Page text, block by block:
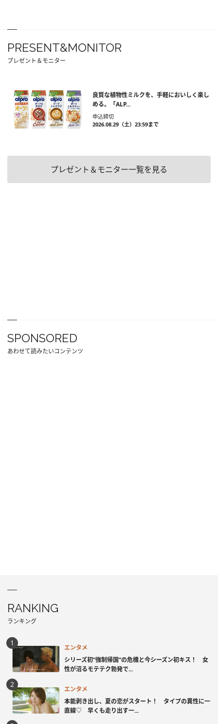
PRESENT&MONITOR
プレゼント＆モニター
良質な植物性ミルクを、手軽においしく楽し
める。「ALP...
申込締切
2026.08.29（土）23:59まで
プレゼント＆モニター一覧を見る
SPONSORED
あわせて読みたいコンテンツ
RANKING
ランキング
エンタメ
シリーズ初“強制帰国”の危機と今シーズン初キス！ 女
性が沼るモテテク勃発で...
エンタメ
本能剥き出し、夏の恋がスタート！ タイプの異性に一
直線♡ 早くも走り出す一...